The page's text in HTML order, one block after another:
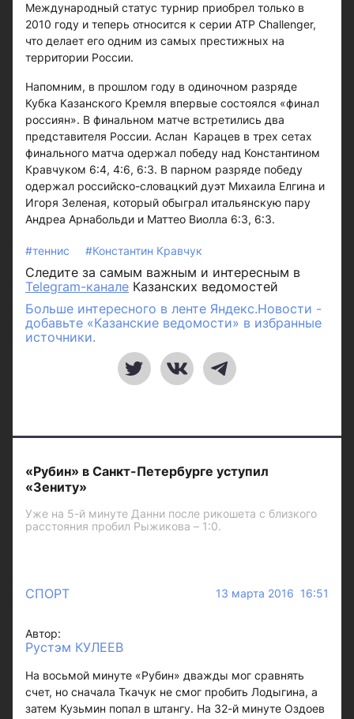
Международный статус турнир приобрел только в
2010 году и теперь относится к серии ATP Challenger,
что делает его одним из самых престижных на
территории России.
Напомним, в прошлом году в одиночном разряде
Кубка Казанского Кремля впервые состоялся «финал
россиян». В финальном матче встретились два
представителя России. Аслан Карацев в трех сетах
финального матча одержал победу над Константином
Кравчуком 6:4, 4:6, 6:3. В парном разряде победу
одержал российско-словацкий дуэт Михаила Елгина и
Игоря Зеленая, который обыграл итальянскую пару
Андреа Арнабольди и Маттео Виолла 6:3, 6:3.
#теннис #Константин Кравчук
Следите за самым важным и интересным в
Telegram-канале Казанских ведомостей
Больше интересного в ленте Яндекс.Новости -
добавьте «Казанские ведомости» в избранные
источники.
«Рубин» в Санкт-Петербурге уступил
«Зениту»
Уже на 5-й минуте Данни после рикошета с близкого
расстояния пробил Рыжикова – 1:0.
СПОРТ 13 марта 2016 16:51
Автор:
Рустэм КУЛЕЕВ
На восьмой минуте «Рубин» дважды мог сравнять
счет, но сначала Ткачук не смог пробить Лодыгина, а
затем Кузьмин попал в штангу. На 32-й минуте Оздоев